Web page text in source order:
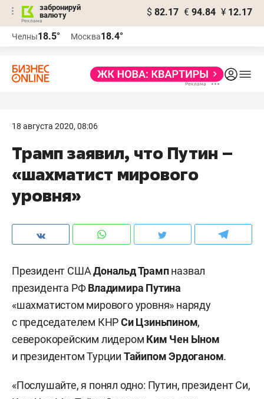
забронируй
валюту
$ 82.17 € 94.84 ¥ 12.17
Челны18.5° Москва18.4°
18 августа 2020, 08:06
Трамп заявил, что Путин –
«шахматист мирового
уровня»
Президент СШАДональд Трампназвал
президента РФВладимира Путина
«шахматистом мирового уровня» наряду
с председателем КНРСи Цзиньпином,
северокорейским лидером Ким Чен Ыном
и президентом Турции Тайипом Эрдоганом.
«Послушайте, я понял одно: Путин, президент Си,